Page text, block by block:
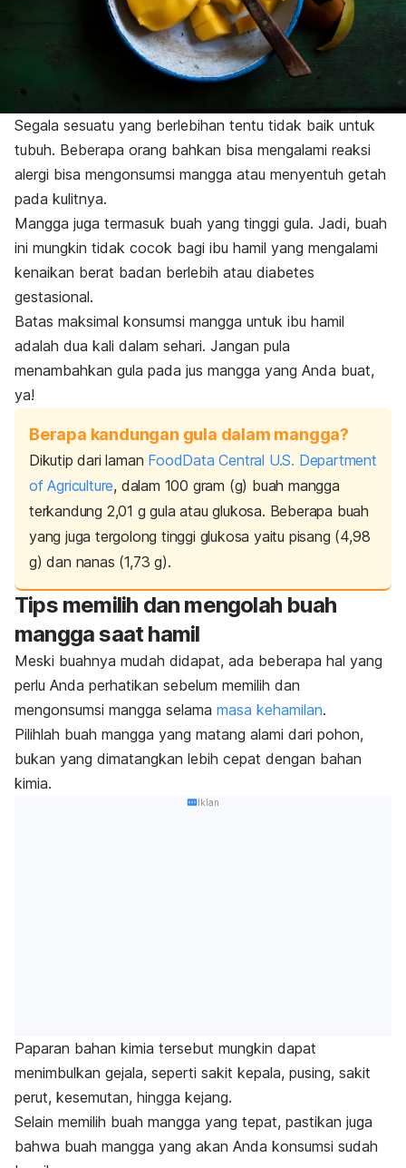
Segala sesuatu yang berlebihan tentu tidak baik untuk
tubuh. Beberapa orang bahkan bisa mengalami reaksi
alergi bisa mengonsumsi mangga atau menyentuh getah
pada kulitnya.
Mangga juga termasuk buah yang tinggi gula. Jadi, buah
ini mungkin tidak cocok bagi ibu hamil yang mengalami
kenaikan berat badan berlebih atau diabetes
gestasional.
Batas maksimal konsumsi mangga untuk ibu hamil
adalah dua kali dalam sehari. Jangan pula
menambahkan gula pada jus mangga yang Anda buat,
ya!
Berapa kandungan gula dalam mangga?
Dikutip dari laman FoodData Central U.S. Department
of Agriculture, dalam 100 gram (g) buah mangga
terkandung 2,01 g gula atau glukosa. Beberapa buah
yang juga tergolong tinggi glukosa yaitu pisang (4,98
g) dan nanas (1,73 g).
Tips memilih dan mengolah buah
mangga saat hamil
Meski buahnya mudah didapat, ada beberapa hal yang
perlu Anda perhatikan sebelum memilih dan
mengonsumsi mangga selama masa kehamilan.
Pilihlah buah mangga yang matang alami dari pohon,
bukan yang dimatangkan lebih cepat dengan bahan
kimia.
Iklan
Paparan bahan kimia tersebut mungkin dapat
menimbulkan gejala, seperti sakit kepala, pusing, sakit
perut, kesemutan, hingga kejang.
Selain memilih buah mangga yang tepat, pastikan juga
bahwa buah mangga yang akan Anda konsumsi sudah